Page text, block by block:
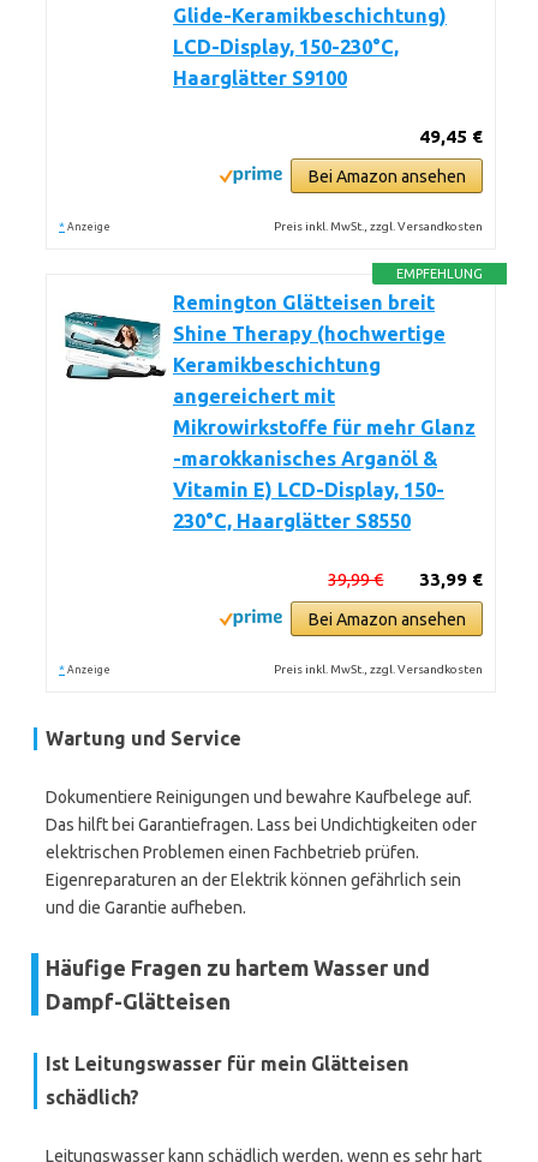
Glide-Keramikbeschichtung)
LCD-Display, 150-230°C,
Haarglätter S9100
49,45 €
Bei Amazon ansehen
* Anzeige Preis inkl. MwSt., zzgl. Versandkosten
EMPFEHLUNG
Remington Glätteisen breit
Shine Therapy (hochwertige
Keramikbeschichtung
angereichert mit
Mikrowirkstoffe für mehr Glanz
-marokkanisches Arganöl &
Vitamin E) LCD-Display, 150-
230°C, Haarglätter S8550
33,99 €
39,99 €
Bei Amazon ansehen
* Anzeige Preis inkl. MwSt., zzgl. Versandkosten
Wartung und Service
Dokumentiere Reinigungen und bewahre Kaufbelege auf.
Das hilft bei Garantiefragen. Lass bei Undichtigkeiten oder
elektrischen Problemen einen Fachbetrieb prüfen.
Eigenreparaturen an der Elektrik können gefährlich sein
und die Garantie aufheben.
Häufige Fragen zu hartem Wasser und
Dampf-Glätteisen
Ist Leitungswasser für mein Glätteisen
schädlich?
Leitungswasser kann schädlich werden, wenn es sehr hart